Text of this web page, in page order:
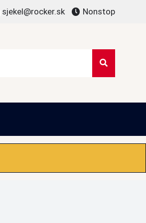
sjekel@rocker.sk Nonstop